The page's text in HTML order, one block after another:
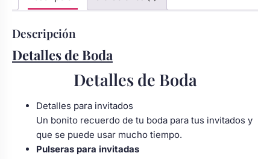
Descripción
Detalles de Boda
Detalles de Boda
Detalles para invitados
Un bonito recuerdo de tu boda para tus invitados y
que se puede usar mucho tiempo.
Pulseras para invitadas